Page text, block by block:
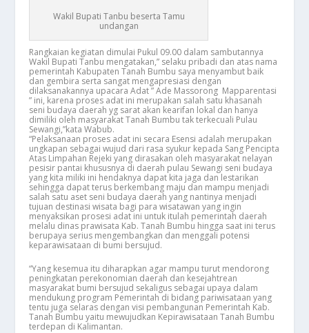
Wakil Bupati Tanbu beserta Tamu
undangan
Rangkaian kegiatan dimulai Pukul 09.00 dalam sambutannya
Wakil Bupati Tanbu mengatakan,” selaku pribadi dan atas nama
pemerintah Kabupaten Tanah Bumbu saya menyambut baik
dan gembira serta sangat mengapresiasi dengan
dilaksanakannya upacara Adat ” Ade Massorong Mapparentasi
” ini, karena proses adat ini merupakan salah satu khasanah
seni budaya daerah yg sarat akan kearifan lokal dan hanya
dimiliki oleh masyarakat Tanah Bumbu tak terkecuali Pulau
Sewangi,”kata Wabub.
“Pelaksanaan proses adat ini secara Esensi adalah merupakan
ungkapan sebagai wujud dari rasa syukur kepada Sang Pencipta
Atas Limpahan Rejeki yang dirasakan oleh masyarakat nelayan
pesisir pantai khususnya di daerah pulau Sewangi seni budaya
yang kita miliki ini hendaknya dapat kita jaga dan lestarikan
sehingga dapat terus berkembang maju dan mampu menjadi
salah satu aset seni budaya daerah yang nantinya menjadi
tujuan destinasi wisata bagi para wisatawan yang ingin
menyaksikan prosesi adat ini untuk itulah pemerintah daerah
melalu dinas prawisata Kab. Tanah Bumbu hingga saat ini terus
berupaya serius mengembangkan dan menggali potensi
keparawisataan di bumi bersujud.
“Yang kesemua itu diharapkan agar mampu turut mendorong
peningkatan perekonomian daerah dan kesejahtrean
masyarakat bumi bersujud sekaligus sebagai upaya dalam
mendukung program Pemerintah di bidang pariwisataan yang
tentu juga selaras dengan visi pembangunan Pemerintah Kab.
Tanah Bumbu yaitu mewujudkan Kepirawisataan Tanah Bumbu
terdepan di Kalimantan.